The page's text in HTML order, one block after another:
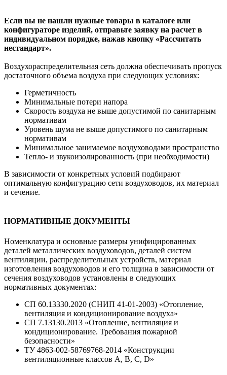
Если вы не нашли нужные товары в каталоге или
конфигураторе изделий, отправьте заявку на расчет в
индивидуальном порядке, нажав кнопку «Рассчитать
нестандарт».
Воздухораспределительная сеть должна обеспечивать пропуск
достаточного объема воздуха при следующих условиях:
Герметичность
Минимальные потери напора
Скорость воздуха не выше допустимой по санитарным
нормативам
Уровень шума не выше допустимого по санитарным
нормативам
Минимальное занимаемое воздуховодами пространство
Тепло- и звукоизолированность (при необходимости)
В зависимости от конкретных условий подбирают
оптимальную конфигурацию сети воздуховодов, их материал
и сечение.
НОРМАТИВНЫЕ ДОКУМЕНТЫ
Номенклатура и основные размеры унифицированных
деталей металлических воздуховодов, деталей систем
вентиляции, распределительных устройств, материал
изготовления воздуховодов и его толщина в зависимости от
сечения воздуховодов установлены в следующих
нормативных документах:
СП 60.13330.2020 (СНИП 41-01-2003) «Отопление,
вентиляция и кондиционирование воздуха»
СП 7.13130.2013 «Отопление, вентиляция и
кондиционирование. Требования пожарной
безопасности»
ТУ 4863-002-58769768-2014 «Конструкции
вентиляционные классов A, B, C, D»